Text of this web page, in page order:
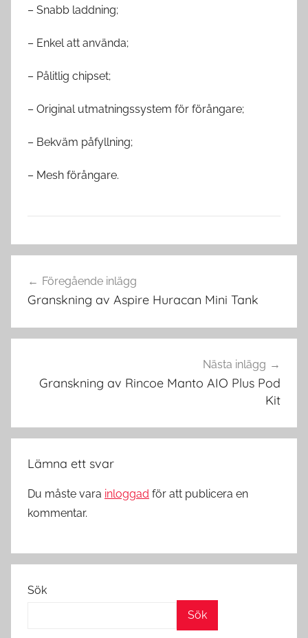
– Snabb laddning;
– Enkel att använda;
– Pålitlig chipset;
– Original utmatningssystem för förångare;
– Bekväm påfyllning;
– Mesh förångare.
V
e
K
i
g
Föregående inlägg
Granskning av Aspire Huracan Mini Tank
Nästa inlägg
Granskning av Rincoe Manto AIO Plus Pod
Kit
Lämna ett svar
Du måste vara inloggad för att publicera en
kommentar.
Sök
Sök